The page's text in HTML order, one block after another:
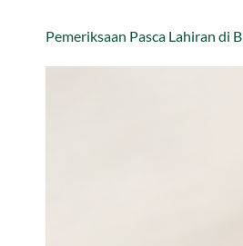
Pemeriksaan Pasca Lahiran di